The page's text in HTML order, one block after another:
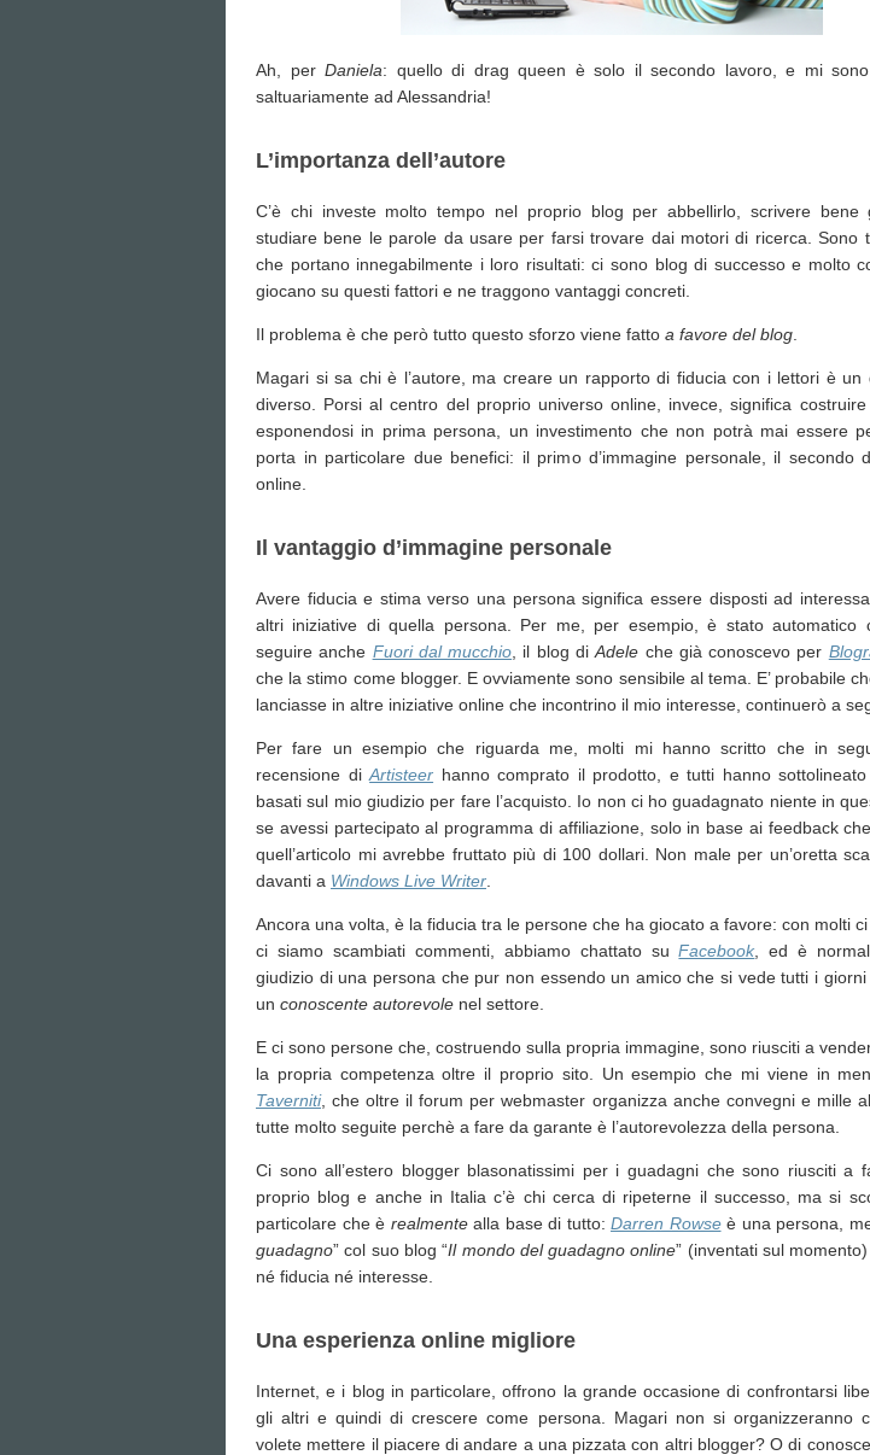
Ah, per Daniela: quello di drag queen è solo il secondo lavoro, e mi
saltuariamente ad Alessandria!
L’importanza dell’autore
C’è chi investe molto tempo nel proprio blog per abbellirlo, scrivere bene
studiare bene le parole da usare per farsi trovare dai motori di ricerca. Sono
che portano innegabilmente i loro risultati: ci sono blog di successo e molto
giocano su questi fattori e ne traggono vantaggi concreti.
Il problema è che però tutto questo sforzo viene fatto a favore del blog
Magari si sa chi è l’autore, ma creare un rapporto di fiducia con i lettori è un
diverso. Porsi al centro del proprio universo online, invece, significa costruire
esponendosi in prima persona, un investimento che non potrà mai essere
porta in particolare due benefici: il primo d’immagine personale, il secondo
online.
Il vantaggio d’immagine personale
Avere fiducia e stima verso una persona significa essere disposti ad
altri iniziative di quella persona. Per me, per esempio, è stato automatico
seguire anche Fuori dal mucchio , il blog diAdele che già conoscevo per
che la stimo come blogger. E ovviamente sono sensibile al tema. E’ probabile
lanciasse in altre iniziative online che incontrino il mio interesse, continuerò a
Per fare un esempio che riguarda me, molti mi hanno scritto che in
recensione diArtisteer hanno comprato il prodotto, e tutti hanno
basati sul mio giudizio per fare l’acquisto. Io non ci ho guadagnato niente in
se avessi partecipato al programma di affiliazione, solo in base ai feedback
quell’articolo mi avrebbe fruttato più di 100 dollari. Non male per un’oretta
davanti a Windows Live Writer
Ancora una volta, è la fiducia tra le persone che ha giocato a favore: con molti ci
ci siamo scambiati commenti, abbiamo chattato suFacebook, ed è
giudizio di una persona che pur non essendo un amico che si vede tutti i
un conoscente autorevole nel settore.
E ci sono persone che, costruendo sulla propria immagine, sono riusciti a
la propria competenza oltre il proprio sito. Un esempio che mi viene in
Taverniti, che oltre il forum per webmaster organizza anche convegni e mille
tutte molto seguite perchè a fare da garante è l’autorevolezza della persona.
Ci sono all’estero blogger blasonatissimi per i guadagni che sono riusciti a
proprio blog e anche in Italia c’è chi cerca di ripeterne il successo, ma si
particolare che è realmentealla base di tutto: Darren Rowseè una persona,
guadagno” col suo blog “Il mondo del guadagno online” (inventati sul
né fiducia né interesse.
Una esperienza online migliore
Internet, e i blog in particolare, offrono la grande occasione di confrontarsi
gli altri e quindi di crescere come persona. Magari non si organizzeranno
volete mettere il piacere di andare a una pizzata con altri blogger? O di